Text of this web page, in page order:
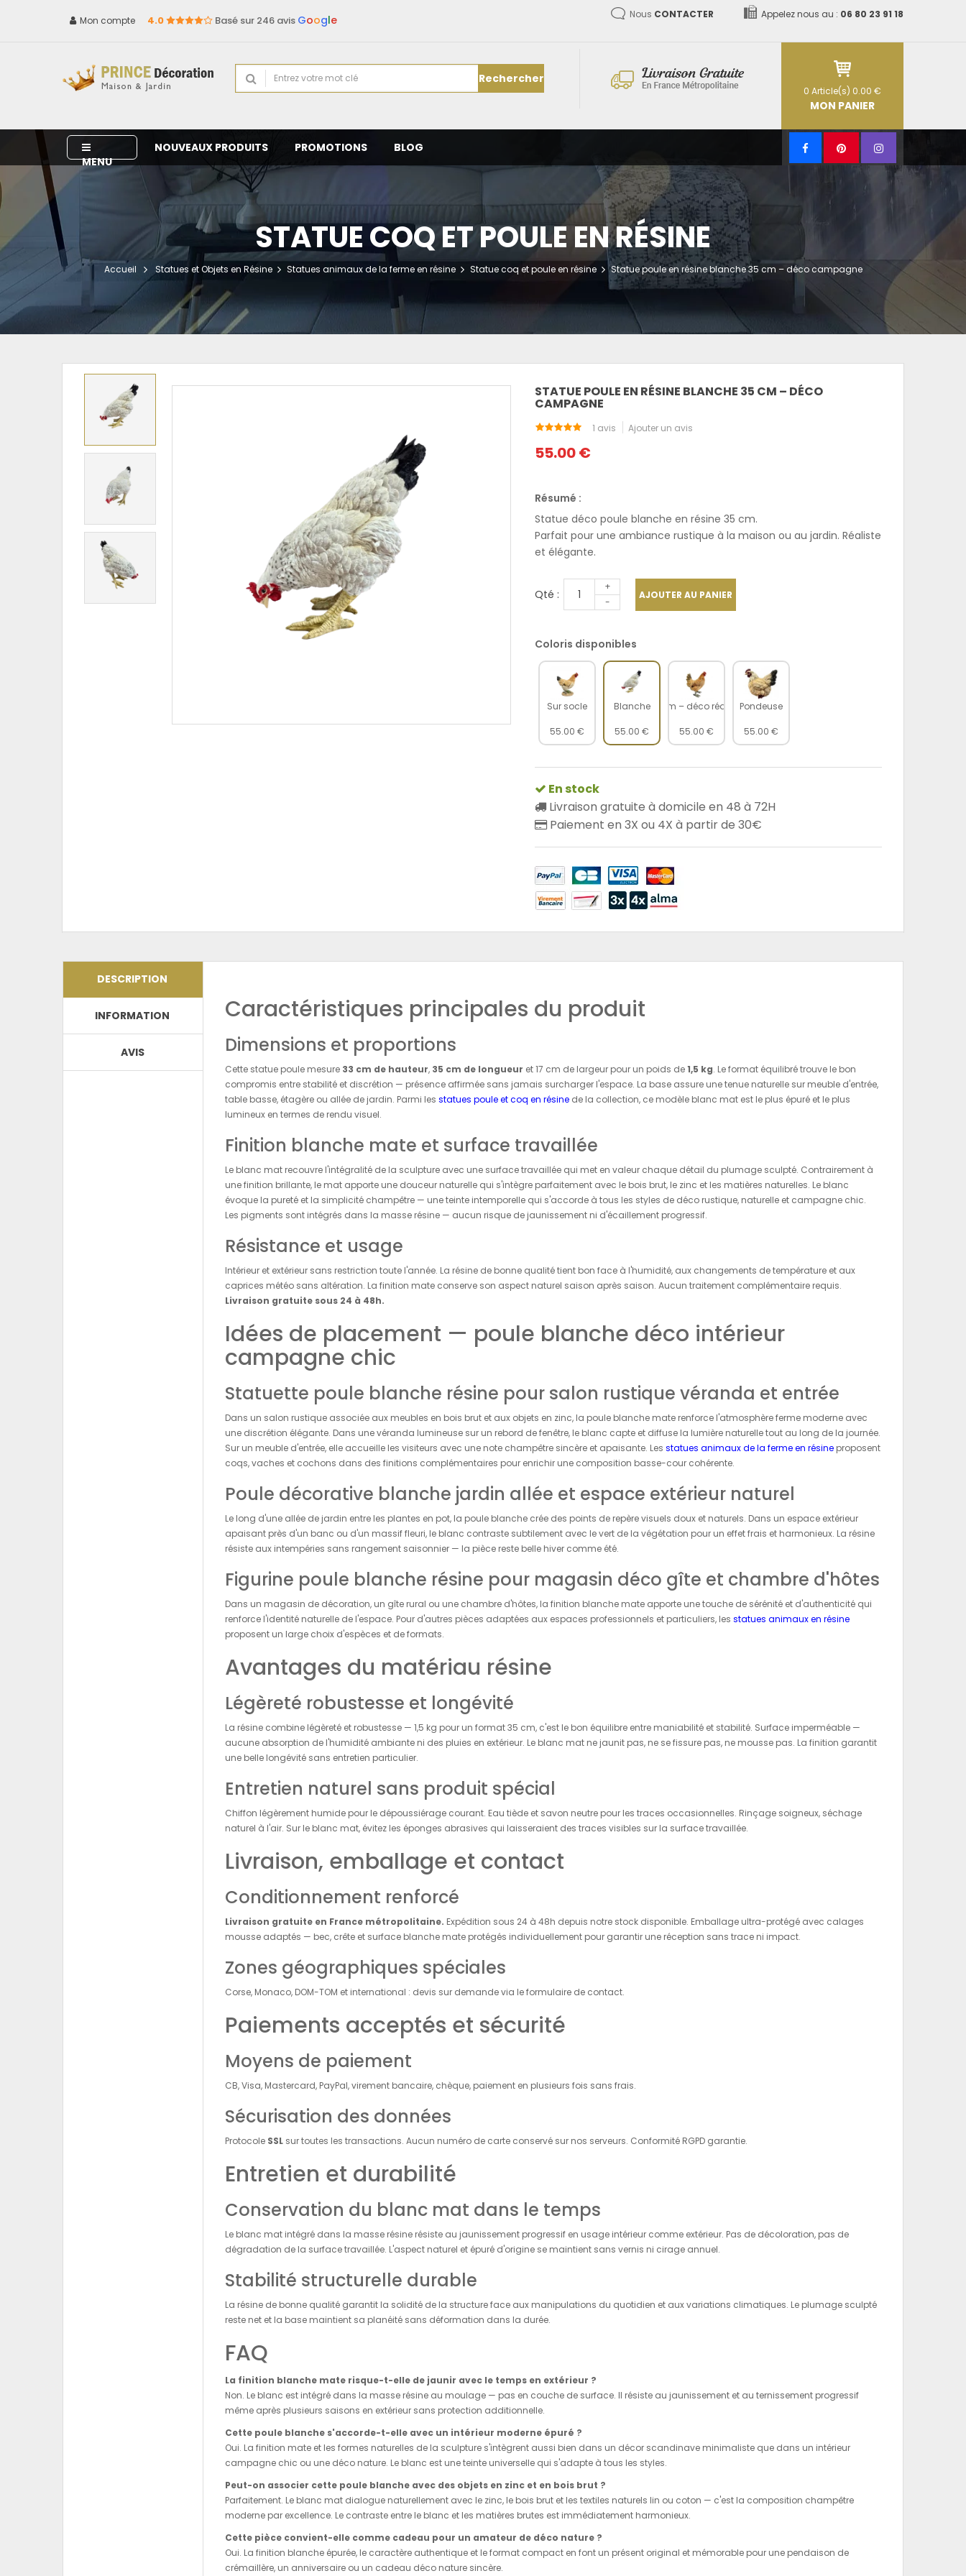
Mon compte 4.0 Basé sur 246 avis Google Nous CONTACTER Appelez nous au : 06 80 23 91 18
Rechercher
0 Article(s) 0.00 €
MON PANIER
MENU
NOUVEAUX PRODUITS PROMOTIONS BLOG
STATUE COQ ET POULE EN RÉSINE
Accueil Statues et Objets en Résine Statues animaux de la ferme en résine Statue coq et poule en résine Statue poule en résine blanche 35 cm – déco campagne
STATUE POULE EN RÉSINE BLANCHE 35 CM – DÉCO
CAMPAGNE
1 avis Ajouter un avis
55.00 €
Résumé :
Statue déco poule blanche en résine 35 cm.
Parfait pour une ambiance rustique à la maison ou au jardin. Réaliste
et élégante.
Qté :
+
-
AJOUTER AU PANIER
Coloris disponibles
Sur socle
55.00 €
Blanche
55.00 €
Statue poule en résine 35 cm – déco réaliste pour intérieur ou jardin
55.00 €
Pondeuse
55.00 €
En stock
Livraison gratuite à domicile en 48 à 72H
Paiement en 3X ou 4X à partir de 30€
DESCRIPTION
INFORMATION
AVIS
Caractéristiques principales du produit
Dimensions et proportions
Cette statue poule mesure 33 cm de hauteur, 35 cm de longueur et 17 cm de largeur pour un poids de1,5 kg. Le format équilibré trouve le bon
compromis entre stabilité et discrétion — présence affirmée sans jamais surcharger l'espace. La base assure une tenue naturelle sur meuble d'entrée,
table basse, étagère ou allée de jardin. Parmi les statues poule et coq en résinede la collection, ce modèle blanc mat est le plus épuré et le plus
lumineux en termes de rendu visuel.
Finition blanche mate et surface travaillée
Le blanc mat recouvre l'intégralité de la sculpture avec une surface travaillée qui met en valeur chaque détail du plumage sculpté. Contrairement à
une finition brillante, le mat apporte une douceur naturelle qui s'intègre parfaitement avec le bois brut, le zinc et les matières naturelles. Le blanc
évoque la pureté et la simplicité champêtre — une teinte intemporelle qui s'accorde à tous les styles de déco rustique, naturelle et campagne chic.
Les pigments sont intégrés dans la masse résine — aucun risque de jaunissement ni d'écaillement progressif.
Résistance et usage
Intérieur et extérieur sans restriction toute l'année. La résine de bonne qualité tient bon face à l'humidité, aux changements de température et aux
caprices météo sans altération. La finition mate conserve son aspect naturel saison après saison. Aucun traitement complémentaire requis.
Livraison gratuite sous 24 à 48h.
Idées de placement — poule blanche déco intérieur
campagne chic
Statuette poule blanche résine pour salon rustique véranda et entrée
Dans un salon rustique associée aux meubles en bois brut et aux objets en zinc, la poule blanche mate renforce l'atmosphère ferme moderne avec
une discrétion élégante. Dans une véranda lumineuse sur un rebord de fenêtre, le blanc capte et diffuse la lumière naturelle tout au long de la journée.
Sur un meuble d'entrée, elle accueille les visiteurs avec une note champêtre sincère et apaisante. Les statues animaux de la ferme en résineproposent
coqs, vaches et cochons dans des finitions complémentaires pour enrichir une composition basse-cour cohérente.
Poule décorative blanche jardin allée et espace extérieur naturel
Le long d'une allée de jardin entre les plantes en pot, la poule blanche crée des points de repère visuels doux et naturels. Dans un espace extérieur
apaisant près d'un banc ou d'un massif fleuri, le blanc contraste subtilement avec le vert de la végétation pour un effet frais et harmonieux. La résine
résiste aux intempéries sans rangement saisonnier — la pièce reste belle hiver comme été.
Figurine poule blanche résine pour magasin déco gîte et chambre d'hôtes
Dans un magasin de décoration, un gîte rural ou une chambre d'hôtes, la finition blanche mate apporte une touche de sérénité et d'authenticité qui
renforce l'identité naturelle de l'espace. Pour d'autres pièces adaptées aux espaces professionnels et particuliers, les statues animaux en résine
proposent un large choix d'espèces et de formats.
Avantages du matériau résine
Légèreté robustesse et longévité
La résine combine légèreté et robustesse — 1,5 kg pour un format 35 cm, c'est le bon équilibre entre maniabilité et stabilité. Surface imperméable —
aucune absorption de l'humidité ambiante ni des pluies en extérieur. Le blanc mat ne jaunit pas, ne se fissure pas, ne mousse pas. La finition garantit
une belle longévité sans entretien particulier.
Entretien naturel sans produit spécial
Chiffon légèrement humide pour le dépoussiérage courant. Eau tiède et savon neutre pour les traces occasionnelles. Rinçage soigneux, séchage
naturel à l'air. Sur le blanc mat, évitez les éponges abrasives qui laisseraient des traces visibles sur la surface travaillée.
Livraison, emballage et contact
Conditionnement renforcé
Livraison gratuite en France métropolitaine. Expédition sous 24 à 48h depuis notre stock disponible. Emballage ultra-protégé avec calages
mousse adaptés — bec, crête et surface blanche mate protégés individuellement pour garantir une réception sans trace ni impact.
Zones géographiques spéciales
Corse, Monaco, DOM-TOM et international : devis sur demande via le formulaire de contact.
Paiements acceptés et sécurité
Moyens de paiement
CB, Visa, Mastercard, PayPal, virement bancaire, chèque, paiement en plusieurs fois sans frais.
Sécurisation des données
Protocole SSLsur toutes les transactions. Aucun numéro de carte conservé sur nos serveurs. Conformité RGPD garantie.
Entretien et durabilité
Conservation du blanc mat dans le temps
Le blanc mat intégré dans la masse résine résiste au jaunissement progressif en usage intérieur comme extérieur. Pas de décoloration, pas de
dégradation de la surface travaillée. L'aspect naturel et épuré d'origine se maintient sans vernis ni cirage annuel.
Stabilité structurelle durable
La résine de bonne qualité garantit la solidité de la structure face aux manipulations du quotidien et aux variations climatiques. Le plumage sculpté
reste net et la base maintient sa planéité sans déformation dans la durée.
FAQ
La finition blanche mate risque-t-elle de jaunir avec le temps en extérieur ?
Non. Le blanc est intégré dans la masse résine au moulage — pas en couche de surface. Il résiste au jaunissement et au ternissement progressif
même après plusieurs saisons en extérieur sans protection additionnelle.
Cette poule blanche s'accorde-t-elle avec un intérieur moderne épuré ?
Oui. La finition mate et les formes naturelles de la sculpture s'intègrent aussi bien dans un décor scandinave minimaliste que dans un intérieur
campagne chic ou une déco nature. Le blanc est une teinte universelle qui s'adapte à tous les styles.
Peut-on associer cette poule blanche avec des objets en zinc et en bois brut ?
Parfaitement. Le blanc mat dialogue naturellement avec le zinc, le bois brut et les textiles naturels lin ou coton — c'est la composition champêtre
moderne par excellence. Le contraste entre le blanc et les matières brutes est immédiatement harmonieux.
Cette pièce convient-elle comme cadeau pour un amateur de déco nature ?
Oui. La finition blanche épurée, le caractère authentique et le format compact en font un présent original et mémorable pour une pendaison de
crémaillère, un anniversaire ou un cadeau déco nature sincère.